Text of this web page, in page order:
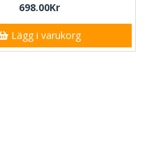
698.00Kr
Lägg i varukorg